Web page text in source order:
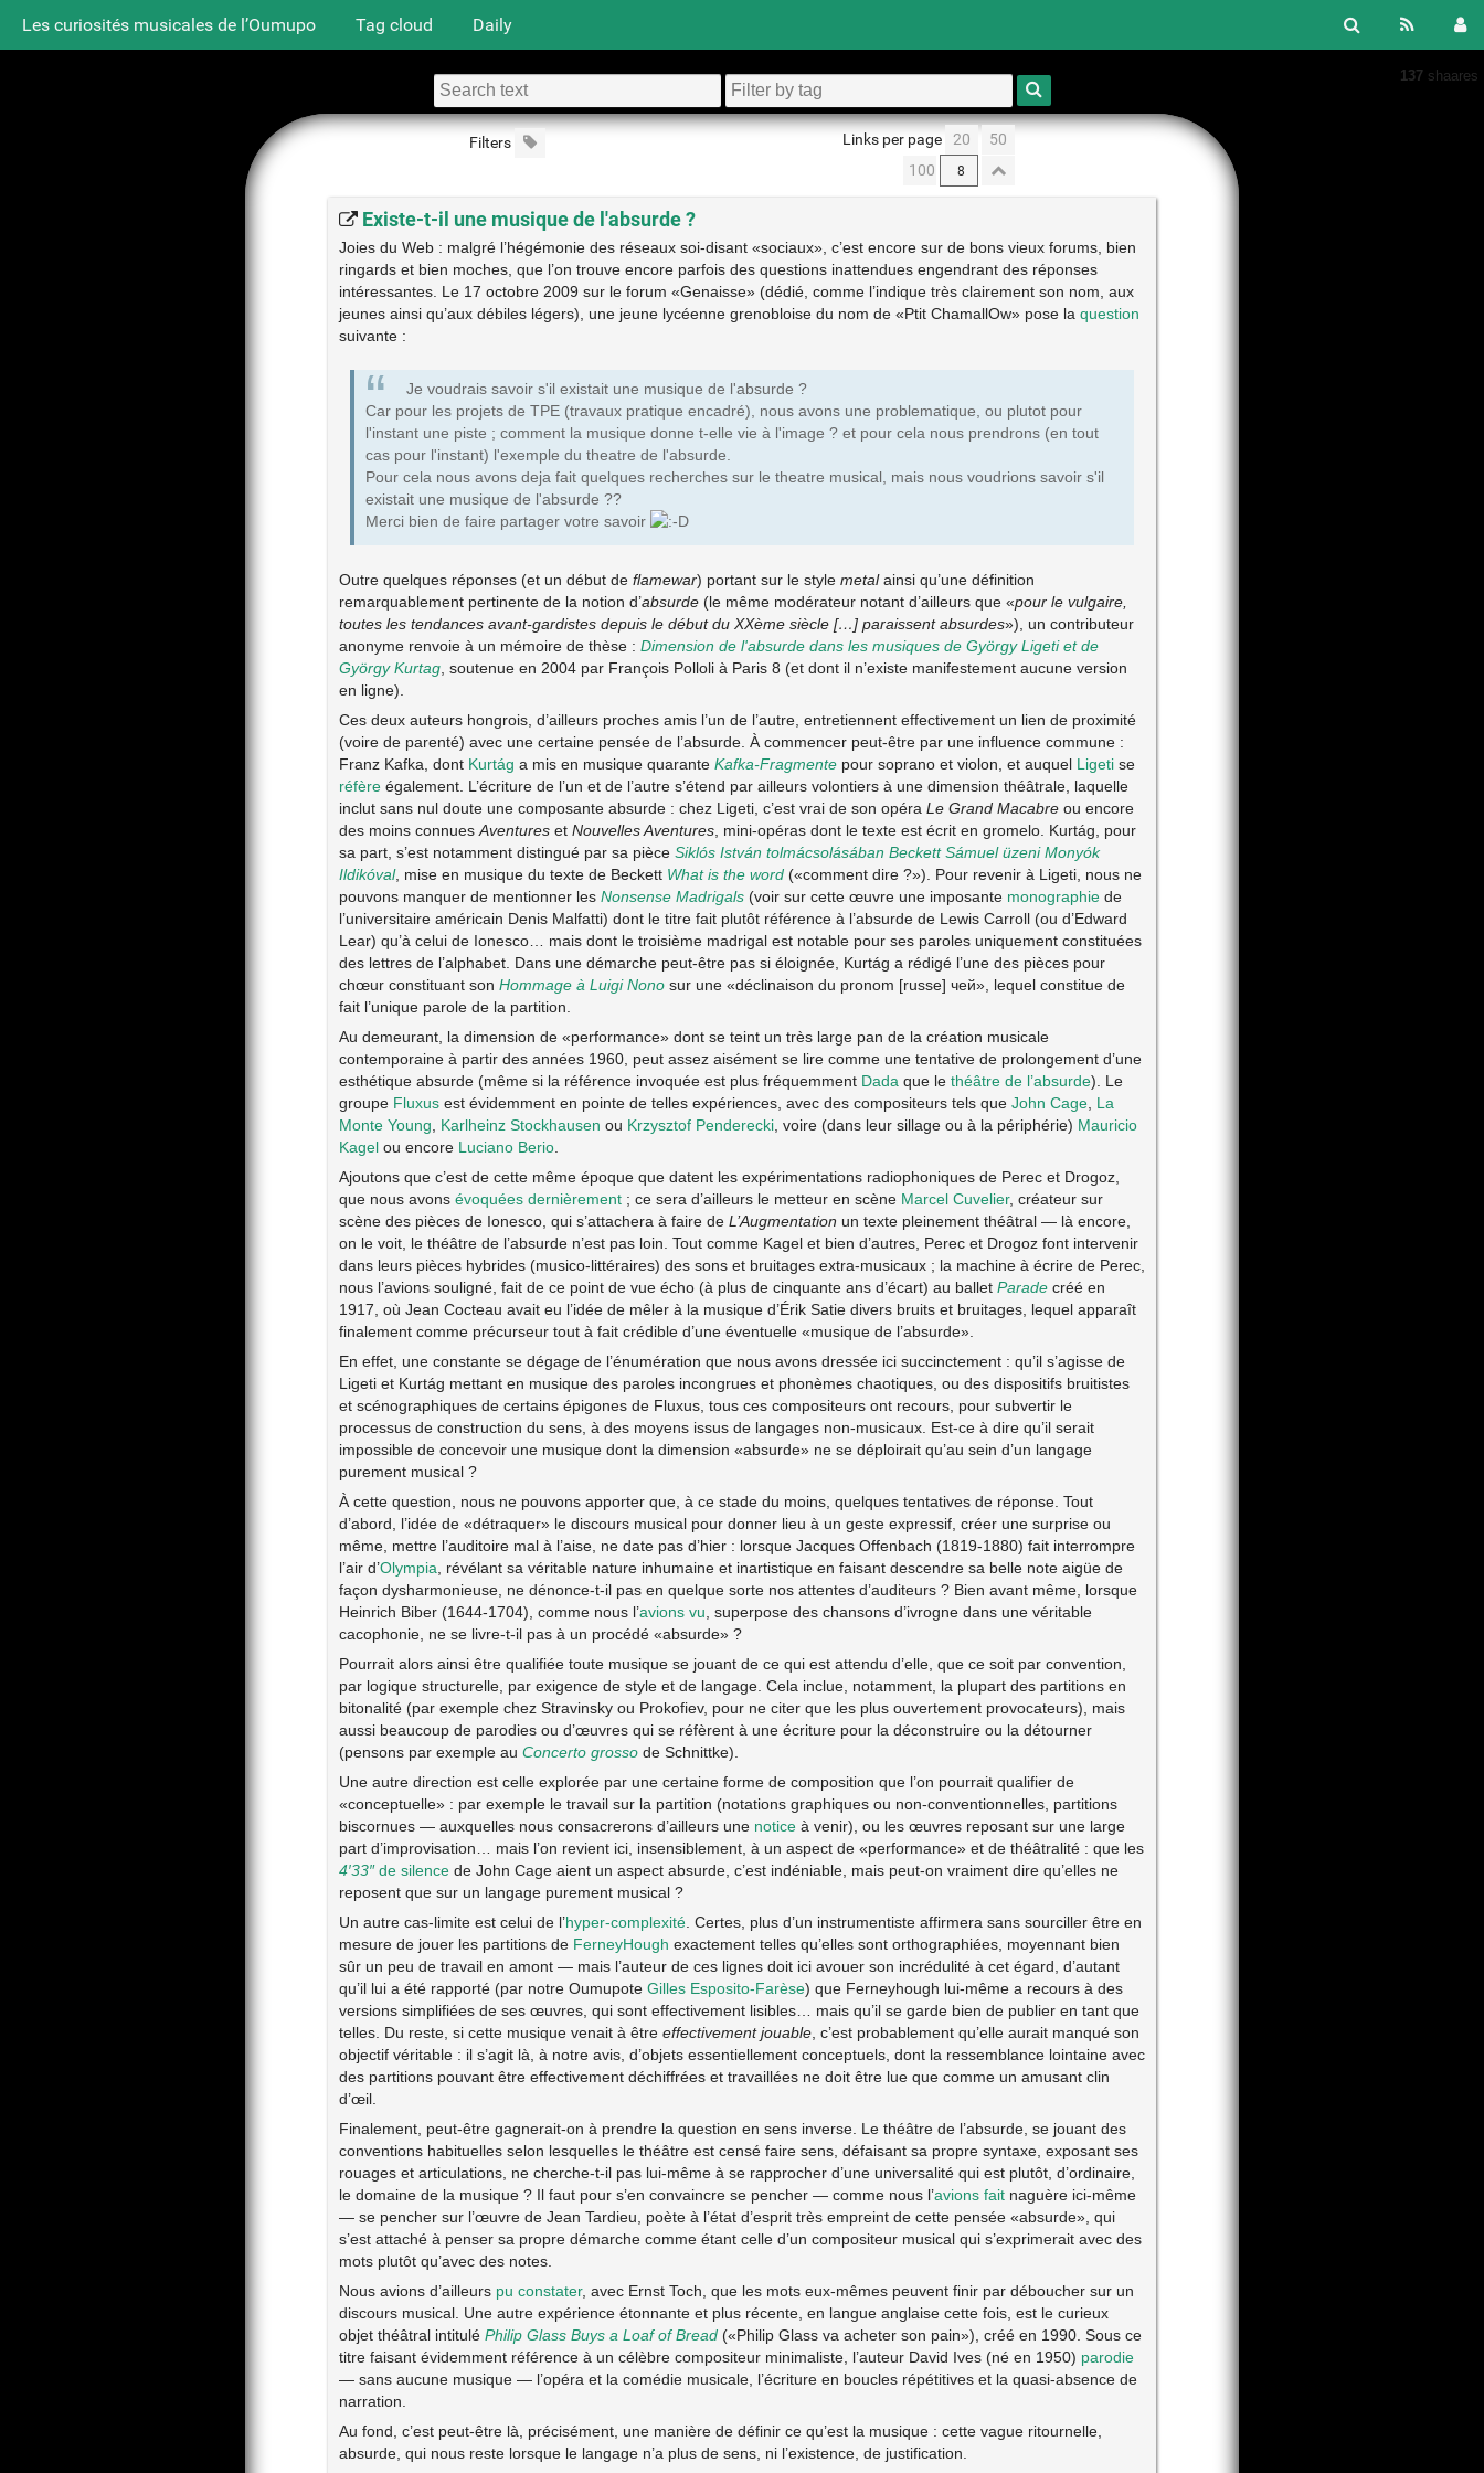
Les curiosités musicales de l’Oumupo Tag cloud Daily
137 shaares
Filters Links per page 20
50
100
Existe-t-il une musique de l'absurde ?
Joies du Web : malgré l’hégémonie des réseaux soi-disant «sociaux», c’est encore sur de bons vieux forums, bien
ringards et bien moches, que l’on trouve encore parfois des questions inattendues engendrant des réponses
intéressantes. Le 17 octobre 2009 sur le forum «Genaisse» (dédié, comme l’indique très clairement son nom, aux
jeunes ainsi qu’aux débiles légers), une jeune lycéenne grenobloise du nom de «Ptit ChamallOw» pose la question
suivante :
Je voudrais savoir s'il existait une musique de l'absurde ?
Car pour les projets de TPE (travaux pratique encadré), nous avons une problematique, ou plutot pour
l'instant une piste ; comment la musique donne t-elle vie à l'image ? et pour cela nous prendrons (en tout
cas pour l'instant) l'exemple du theatre de l'absurde.
Pour cela nous avons deja fait quelques recherches sur le theatre musical, mais nous voudrions savoir s'il
existait une musique de l'absurde ??
Merci bien de faire partager votre savoir
Outre quelques réponses (et un début de flamewar) portant sur le style metalainsi qu’une définition
remarquablement pertinente de la notion d’absurde(le même modérateur notant d’ailleurs que «pour le vulgaire,
toutes les tendances avant-gardistes depuis le début du XXème siècle […] paraissent absurdes»), un contributeur
anonyme renvoie à un mémoire de thèse : Dimension de l'absurde dans les musiques de György Ligeti et de
György Kurtag, soutenue en 2004 par François Polloli à Paris 8 (et dont il n’existe manifestement aucune version
en ligne).
Ces deux auteurs hongrois, d’ailleurs proches amis l’un de l’autre, entretiennent effectivement un lien de proximité
(voire de parenté) avec une certaine pensée de l’absurde. À commencer peut-être par une influence commune :
Franz Kafka, dont Kurtág a mis en musique quarante Kafka-Fragmentepour soprano et violon, et auquel Ligetise
réfèreégalement. L’écriture de l’un et de l’autre s’étend par ailleurs volontiers à une dimension théâtrale, laquelle
inclut sans nul doute une composante absurde : chez Ligeti, c’est vrai de son opéra Le Grand Macabreou encore
des moins connues Aventureset Nouvelles Aventures, mini-opéras dont le texte est écrit en gromelo. Kurtág, pour
sa part, s’est notamment distingué par sa pièce Siklós István tolmácsolásában Beckett Sámuel üzeni Monyók
Ildikóval, mise en musique du texte de Beckett What is the word(«comment dire ?»). Pour revenir à Ligeti, nous ne
pouvons manquer de mentionner les Nonsense Madrigals(voir sur cette œuvre une imposante monographiede
l’universitaire américain Denis Malfatti) dont le titre fait plutôt référence à l’absurde de Lewis Carroll (ou d’Edward
Lear) qu’à celui de Ionesco… mais dont le troisième madrigal est notable pour ses paroles uniquement constituées
des lettres de l’alphabet. Dans une démarche peut-être pas si éloignée, Kurtág a rédigé l’une des pièces pour
chœur constituant son Hommage à Luigi Nonosur une «déclinaison du pronom [russe] чей», lequel constitue de
fait l’unique parole de la partition.
Au demeurant, la dimension de «performance» dont se teint un très large pan de la création musicale
contemporaine à partir des années 1960, peut assez aisément se lire comme une tentative de prolongement d’une
esthétique absurde (même si la référence invoquée est plus fréquemment Dada que le théâtre de l’absurde). Le
groupe Fluxusest évidemment en pointe de telles expériences, avec des compositeurs tels que John Cage, La
Monte Young
Karlheinz Stockhausen ou Krzysztof Penderecki, voire (dans leur sillage ou à la périphérie) Mauricio
Kagelou encore Luciano Berio.
Ajoutons que c’est de cette même époque que datent les expérimentations radiophoniques de Perec et Drogoz,
que nous avons évoquées dernièrement; ce sera d’ailleurs le metteur en scène Marcel Cuvelier, créateur sur
scène des pièces de Ionesco, qui s’attachera à faire de L’Augmentation un texte pleinement théâtral — là encore,
on le voit, le théâtre de l’absurde n’est pas loin. Tout comme Kagel et bien d’autres, Perec et Drogoz font intervenir
dans leurs pièces hybrides (musico-littéraires) des sons et bruitages extra-musicaux ; la machine à écrire de Perec,
nous l’avions souligné, fait de ce point de vue écho (à plus de cinquante ans d’écart) au ballet Paradecréé en
1917, où Jean Cocteau avait eu l’idée de mêler à la musique d’Érik Satie divers bruits et bruitages, lequel apparaît
finalement comme précurseur tout à fait crédible d’une éventuelle «musique de l’absurde».
En effet, une constante se dégage de l’énumération que nous avons dressée ici succinctement : qu’il s’agisse de
Ligeti et Kurtág mettant en musique des paroles incongrues et phonèmes chaotiques, ou des dispositifs bruitistes
et scénographiques de certains épigones de Fluxus, tous ces compositeurs ont recours, pour subvertir le
processus de construction du sens, à des moyens issus de langages non-musicaux. Est-ce à dire qu’il serait
impossible de concevoir une musique dont la dimension «absurde» ne se déploirait qu’au sein d’un langage
purement musical ?
À cette question, nous ne pouvons apporter que, à ce stade du moins, quelques tentatives de réponse. Tout
d’abord, l’idée de «détraquer» le discours musical pour donner lieu à un geste expressif, créer une surprise ou
même, mettre l’auditoire mal à l’aise, ne date pas d’hier : lorsque Jacques Offenbach (1819-1880) fait interrompre
l’air d’Olympia , révélant sa véritable nature inhumaine et inartistique en faisant descendre sa belle note aigüe de
façon dysharmonieuse, ne dénonce-t-il pas en quelque sorte nos attentes d’auditeurs ? Bien avant même, lorsque
Heinrich Biber (1644-1704), comme nous l’avions vu , superpose des chansons d’ivrogne dans une véritable
cacophonie, ne se livre-t-il pas à un procédé «absurde» ?
Pourrait alors ainsi être qualifiée toute musique se jouant de ce qui est attendu d’elle, que ce soit par convention,
par logique structurelle, par exigence de style et de langage. Cela inclue, notamment, la plupart des partitions en
bitonalité (par exemple chez Stravinsky ou Prokofiev, pour ne citer que les plus ouvertement provocateurs), mais
aussi beaucoup de parodies ou d’œuvres qui se réfèrent à une écriture pour la déconstruire ou la détourner
(pensons par exemple au Concerto grossode Schnittke).
Une autre direction est celle explorée par une certaine forme de composition que l’on pourrait qualifier de
«conceptuelle» : par exemple le travail sur la partition (notations graphiques ou non-conventionnelles, partitions
biscornues — auxquelles nous consacrerons d’ailleurs une noticeà venir), ou les œuvres reposant sur une large
part d’improvisation… mais l’on revient ici, insensiblement, à un aspect de «performance» et de théâtralité : que les
4′33″de silencede John Cage aient un aspect absurde, c’est indéniable, mais peut-on vraiment dire qu’elles ne
reposent que sur un langage purement musical ?
Un autre cas-limite est celui de l’hyper-complexité. Certes, plus d’un instrumentiste affirmera sans sourciller être en
mesure de jouer les partitions de FerneyHough exactement telles qu’elles sont orthographiées, moyennant bien
sûr un peu de travail en amont — mais l’auteur de ces lignes doit ici avouer son incrédulité à cet égard, d’autant
qu’il lui a été rapporté (par notre Oumupote Gilles Esposito-Farèse) que Ferneyhough lui-même a recours à des
versions simplifiées de ses œuvres, qui sont effectivement lisibles… mais qu’il se garde bien de publier en tant que
telles. Du reste, si cette musique venait à être effectivement jouable, c’est probablement qu’elle aurait manqué son
objectif véritable : il s’agit là, à notre avis, d’objets essentiellement conceptuels, dont la ressemblance lointaine avec
des partitions pouvant être effectivement déchiffrées et travaillées ne doit être lue que comme un amusant clin
d’œil.
Finalement, peut-être gagnerait-on à prendre la question en sens inverse. Le théâtre de l’absurde, se jouant des
conventions habituelles selon lesquelles le théâtre est censé faire sens, défaisant sa propre syntaxe, exposant ses
rouages et articulations, ne cherche-t-il pas lui-même à se rapprocher d’une universalité qui est plutôt, d’ordinaire,
le domaine de la musique ? Il faut pour s’en convaincre se pencher — comme nous l’avions faitnaguère ici-même
— se pencher sur l’œuvre de Jean Tardieu, poète à l’état d’esprit très empreint de cette pensée «absurde», qui
s’est attaché à penser sa propre démarche comme étant celle d’un compositeur musical qui s’exprimerait avec des
mots plutôt qu’avec des notes.
Nous avions d’ailleurs pu constater, avec Ernst Toch, que les mots eux-mêmes peuvent finir par déboucher sur un
discours musical. Une autre expérience étonnante et plus récente, en langue anglaise cette fois, est le curieux
objet théâtral intitulé Philip Glass Buys a Loaf of Bread(«Philip Glass va acheter son pain»), créé en 1990. Sous ce
titre faisant évidemment référence à un célèbre compositeur minimaliste, l’auteur David Ives (né en 1950) parodie
— sans aucune musique — l’opéra et la comédie musicale, l’écriture en boucles répétitives et la quasi-absence de
narration.
Au fond, c’est peut-être là, précisément, une manière de définir ce qu’est la musique : cette vague ritournelle,
absurde, qui nous reste lorsque le langage n’a plus de sens, ni l’existence, de justification.